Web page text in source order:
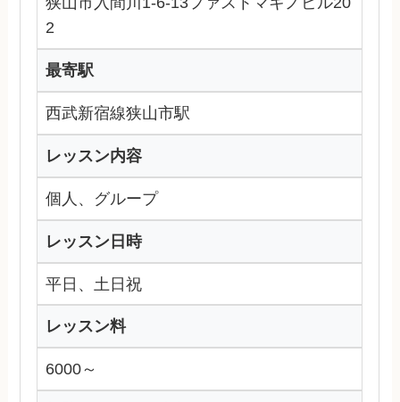
2
最寄駅
西武新宿線狭山市駅
レッスン内容
個人、グループ
レッスン日時
平日、土日祝
レッスン料
6000～